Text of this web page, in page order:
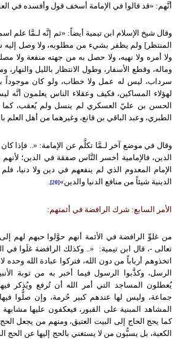
أنَّهم: «قد قالوا في الإمامة أسخف قول وأفسده في
وقال شيخ الإسلام ابن تيمية أيضاً: «ثم إنَّه لـمَّا علم
المنتظر] ولم يظفر بشيء من مطلوبه، ولا وصل إليه
ولا أمره ولا نهيه، ولا حصل به من جهته منفعة ولا
وماله، وقطع الأسفار، وطول الانتظار بالليل
سرداب، ليس له عمل ولا خطاب، ولو كان موجوداً
لهؤلاء المساكين، فكيف وعقلاء الناس يعلمون أنَّه
الحسن بن عليّ العسكري لم ينسل ولم يُعقب، كما
الطبري، وعبد الباقي بن قانع، وغيرهما من أهل العلم
وقال في موضع آخر لـمَّا تكلَّم عن الإمامة: «.. فإذا
الدين، فالإمامية أخسر النَّاس صفقة في الدين؛
الإمام المعدوم الذي لم ينفعهم في دين ولا دنيا،
الدينية شيئاً من منافع الدنيا والدين»[20]
.
الأمر السابع: شرك الرافضة في أئمتهم:
من غلوِّ الرافضة في الأئمة أنهم حوَّلوا حبهم لهم
تعالى -، قال ابن تيمية: «.. وكذلك الرافضة غلَوا في
اتخذوهم أرباباً من دون الله، فتركوا عبادة الله وحده
الرسل، وكذَّبوا الرسول فيما أخبر به من توبة
يُعطلون المساجد التي أمر الله أن تُرفع ويُذكر
جماعة، وليس لها عندهم كبير حُرمة، وإن صلُّوا
المشاهد المبنية على القبور، فيعكفون عليها
كما يحج الحاج إلى البيت العتيق، ومنهم من يجعل
الكعبة، بل يسبُّون من لا يستغني بالحج إليها عن الحج